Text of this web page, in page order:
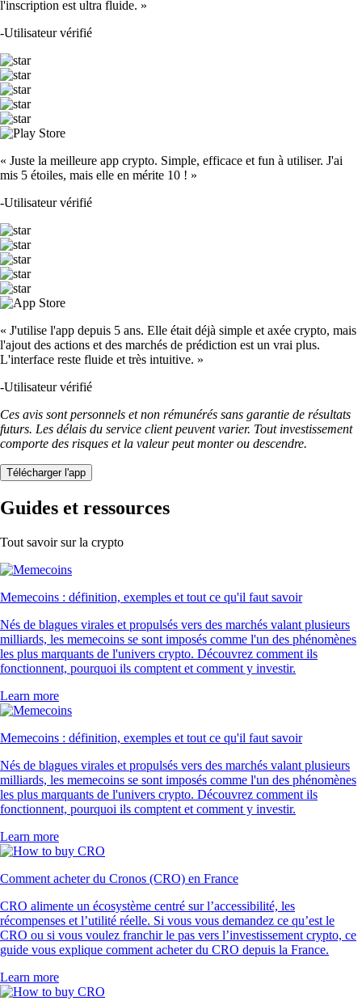
l'inscription est ultra fluide. »
-Utilisateur vérifié
« Juste la meilleure app crypto. Simple, efficace et fun à utiliser. J'ai
mis 5 étoiles, mais elle en mérite 10 ! »
-Utilisateur vérifié
« J'utilise l'app depuis 5 ans. Elle était déjà simple et axée crypto, mais
l'ajout des actions et des marchés de prédiction est un vrai plus.
L'interface reste fluide et très intuitive. »
-Utilisateur vérifié
Ces avis sont personnels et non rémunérés sans garantie de résultats
futurs. Les délais du service client peuvent varier. Tout investissement
comporte des risques et la valeur peut monter ou descendre.
Télécharger l'app
Guides et ressources
Tout savoir sur la crypto
Memecoins : définition, exemples et tout ce qu'il faut savoir
Nés de blagues virales et propulsés vers des marchés valant plusieurs
milliards, les memecoins se sont imposés comme l'un des phénomènes
les plus marquants de l'univers crypto. Découvrez comment ils
fonctionnent, pourquoi ils comptent et comment y investir.
Learn more
Memecoins : définition, exemples et tout ce qu'il faut savoir
Nés de blagues virales et propulsés vers des marchés valant plusieurs
milliards, les memecoins se sont imposés comme l'un des phénomènes
les plus marquants de l'univers crypto. Découvrez comment ils
fonctionnent, pourquoi ils comptent et comment y investir.
Learn more
Comment acheter du Cronos (CRO) en France
CRO alimente un écosystème centré sur l’accessibilité, les
récompenses et l’utilité réelle. Si vous vous demandez ce qu’est le
CRO ou si vous voulez franchir le pas vers l’investissement crypto, ce
guide vous explique comment acheter du CRO depuis la France.
Learn more